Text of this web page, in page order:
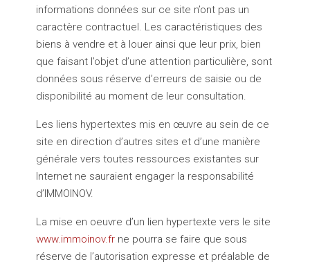
informations données sur ce site n’ont pas un
caractère contractuel. Les caractéristiques des
biens à vendre et à louer ainsi que leur prix, bien
que faisant l’objet d’une attention particulière, sont
données sous réserve d’erreurs de saisie ou de
disponibilité au moment de leur consultation.
Les liens hypertextes mis en œuvre au sein de ce
site en direction d’autres sites et d’une manière
générale vers toutes ressources existantes sur
Internet ne sauraient engager la responsabilité
d’IMMOINOV.
La mise en oeuvre d’un lien hypertexte vers le site
www.immoinov.fr ne pourra se faire que sous
réserve de l’autorisation expresse et préalable de